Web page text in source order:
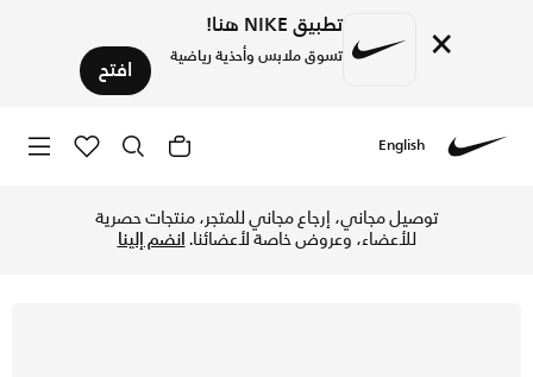
× تطبيق NIKE هنا!
تسوق ملابس وأحذية رياضية افتح
English
توصيل مجاني، إرجاع مجاني للمتجر، منتجات حصرية
للأعضاء، وعروض خاصة لأعضائنا.انضم إلينا